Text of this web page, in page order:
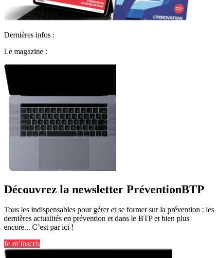
Dernières infos :
Le magazine :
Découvrez la newsletter PréventionBTP
Tous les indispensables pour gérer et se former sur la prévention : les
dernières actualités en prévention et dans le BTP et bien plus
encore... C’est par ici !
Je m’inscris